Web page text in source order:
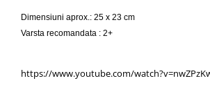
Dimensiuni aprox.: 25 x 23 cm
Varsta recomandata : 2+
https://www.youtube.com/